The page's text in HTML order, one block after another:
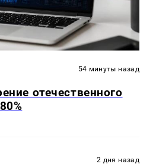
54 минуты назад
отечественного
2 дня назад